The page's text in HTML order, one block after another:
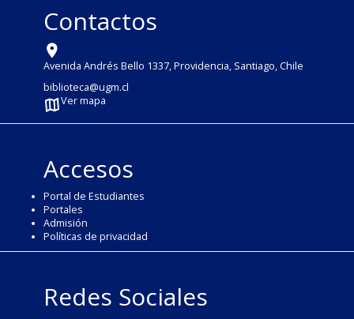
Contactos
Avenida Andrés Bello 1337, Providencia, Santiago, Chile
biblioteca@ugm.cl
Ver mapa
Accesos
Portal de Estudiantes
Portales
Admisión
Políticas de privacidad
Redes Sociales